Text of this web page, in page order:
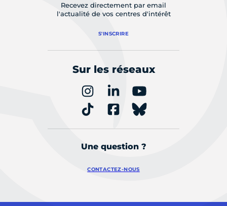
Recevez directement par email
l'actualité de vos centres d'intérêt
S'INSCRIRE
Sur les réseaux
Une question ?
CONTACTEZ-NOUS